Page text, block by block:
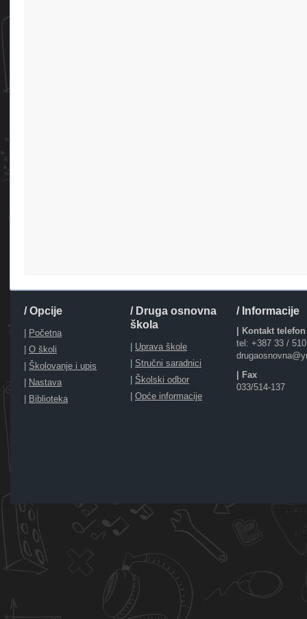
/ Opcije
| Početna
| O školi
| Školovanje i upis
| Nastava
| Biblioteka
/ Druga osnovna
škola
| Uprava škole
| Stručni saradnici
| Školski odbor
| Opće informacije
/ Informacije
| Kontakt telefon
tel: +387 33 /
| Fax
033/514-137